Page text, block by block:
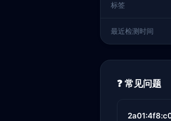
标签
最近检测时间
❓ 常见问题